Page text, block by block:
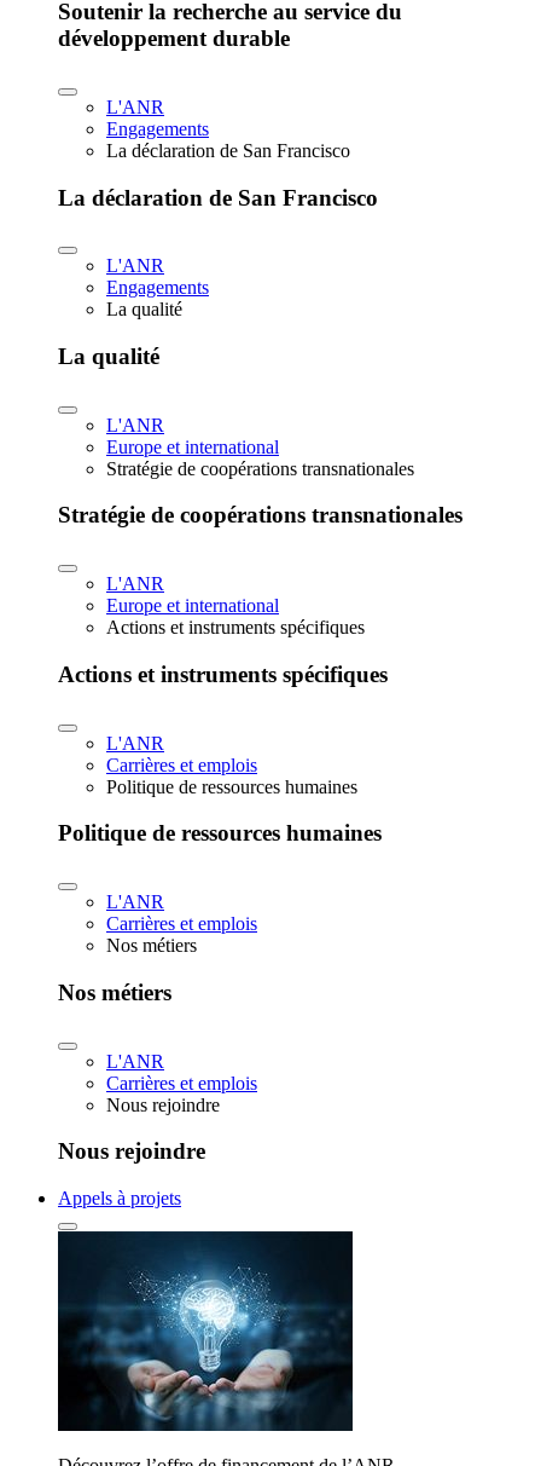
Soutenir la recherche au service du
développement durable
L'ANR
Engagements
La déclaration de San Francisco
La déclaration de San Francisco
L'ANR
Engagements
La qualité
La qualité
L'ANR
Europe et international
Stratégie de coopérations transnationales
Stratégie de coopérations transnationales
L'ANR
Europe et international
Actions et instruments spécifiques
Actions et instruments spécifiques
L'ANR
Carrières et emplois
Politique de ressources humaines
Politique de ressources humaines
L'ANR
Carrières et emplois
Nos métiers
Nos métiers
L'ANR
Carrières et emplois
Nous rejoindre
Nous rejoindre
Appels à projets